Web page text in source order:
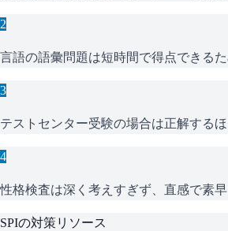
2
言語の語彙問題は短時間で得点できる
3
テストセンター受験の場合は正解する
4
性格検査は深く考えすぎず、直感で素
SPIの対策リソース